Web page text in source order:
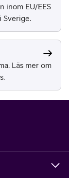
inom EU/EES
Sverige.
Läs mer om